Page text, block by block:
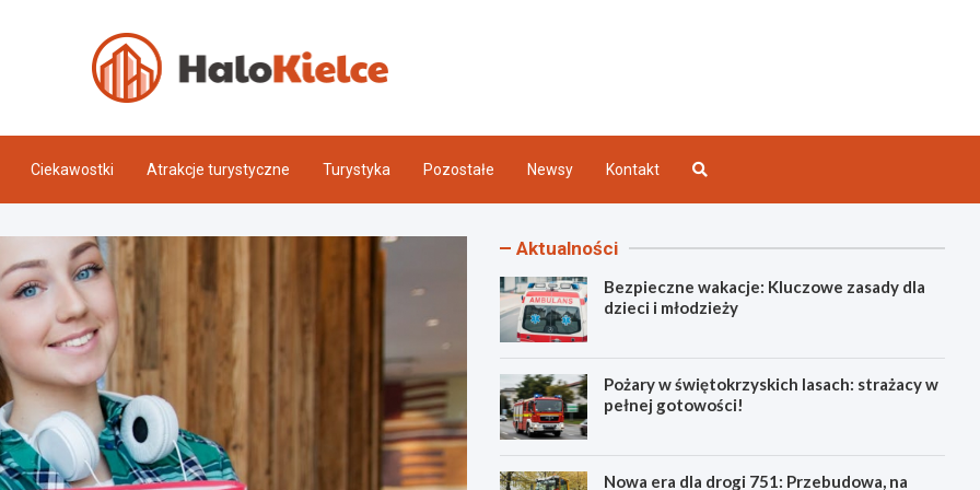
Ciekawostki Atrakcje turystyczne Turystyka Pozostałe Newsy Kontakt
Aktualności
Bezpieczne wakacje: Kluczowe zasady dla
dzieci i młodzieży
Pożary w świętokrzyskich lasach: strażacy w
pełnej gotowości!
Nowa era dla drogi 751: Przebudowa, na